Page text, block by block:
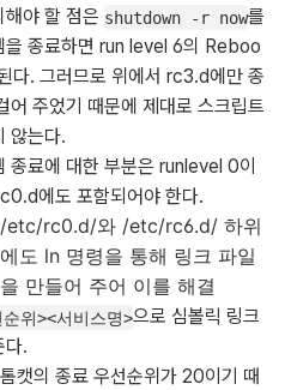
야 할 점은 shutdown -r now를
을 종료하면 run level 6의 Reboo
다. 그러므로 위에서 rc3.d에만 종
어 주었기 때문에 제대로 스크립트
않는다.
종료에 대한 부분은 runlevel 0이
에도 포함되어야 한다.
/etc/rc0.d/와 /etc/rc6.d/ 하위
에도 ln 명령을 통해 링크 파일
을 만들어 주어 이를 해결
순위><서비스명>으로 심볼릭 링크
다.
톰캣의 종료 우선순위가 20이기 때